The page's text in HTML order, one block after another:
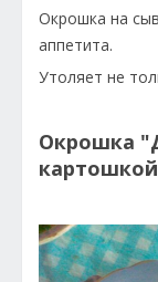
Окрошка на
аппетита.
Утоляет не
Окрошка
картошкой